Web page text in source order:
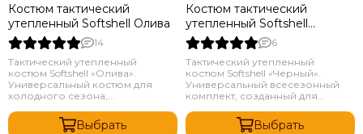
Костюм тактический
утепленный Softshell Олива
14
Тактический утепленный
костюм Softshell «Олива».
Универсальный костюм для
холодного сезона,...
Выбрать
Костюм тактический
утепленный Softshell
Черный
6
Тактический утепленный
костюм Softshell «Черный».
Универсальный всесезонный
комплект, созданный для...
Выбрать